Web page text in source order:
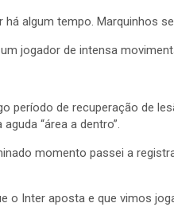
algum tempo. Marquinhos
jogador de intensa
período de recuperação de
“área a dentro”.
momento passei a
o Inter aposta e que vimos